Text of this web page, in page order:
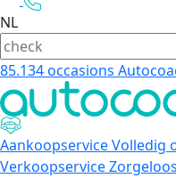
NL
85.134occasions
AankoopserviceVolledig
Verkoopservice